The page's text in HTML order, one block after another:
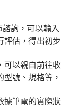
詢，可以輸入
評估，得出初步
可以親自前往收
號、規格等，
據筆電的實際狀